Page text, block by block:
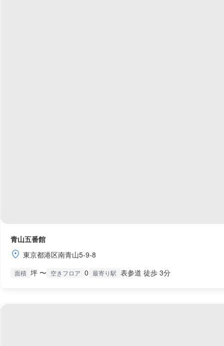
青山五番館
東京都港区南青山5-9-8
面積 坪 〜 空きフロア 0 最寄り駅 表参道 徒歩 3分